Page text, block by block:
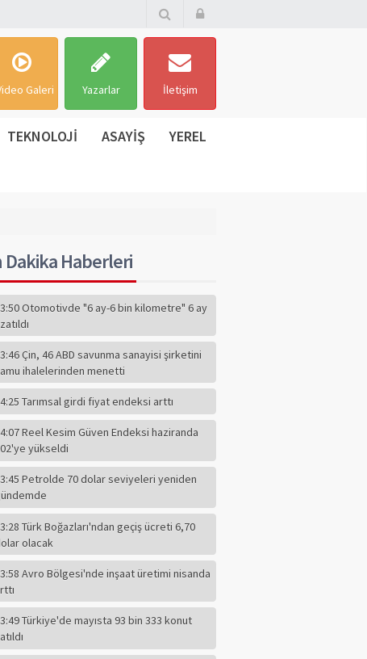
Galeri Yazarlar İletişim
TEKNOLOJİ ASAYİŞ YEREL
Dakika Haberleri
Otomotivde "6 ay-6 bin kilometre" 6 ay
Çin, 46 ABD savunma sanayisi şirketini
ihalelerinden menetti
Tarımsal girdi fiyat endeksi arttı
Reel Kesim Güven Endeksi haziranda
yükseldi
Petrolde 70 dolar seviyeleri yeniden
Türk Boğazları'ndan geçiş ücreti 6,70
olacak
Avro Bölgesi'nde inşaat üretimi nisanda
Türkiye'de mayısta 93 bin 333 konut